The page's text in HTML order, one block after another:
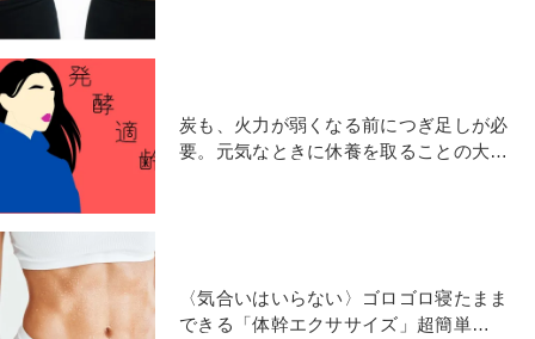
炭も、火力が弱くなる前につぎ足しが必
要。元気なときに休養を取ることの大切
〈気合いはいらない〉ゴロゴロ寝たまま
できる「体幹エクササイズ」超簡単